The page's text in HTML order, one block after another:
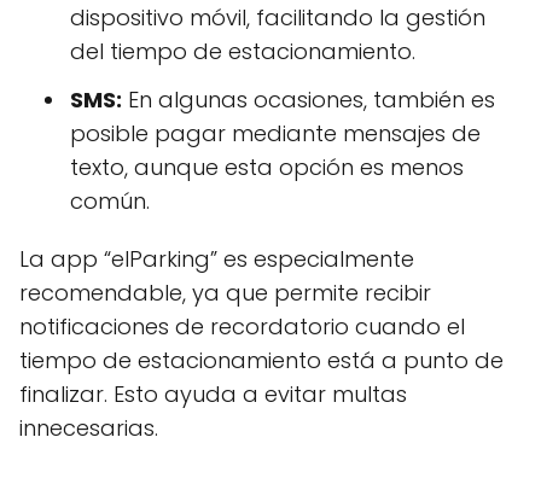
dispositivo móvil, facilitando la gestión
del tiempo de estacionamiento.
SMS: En algunas ocasiones, también es
posible pagar mediante mensajes de
texto, aunque esta opción es menos
común.
La app “elParking” es especialmente
recomendable, ya que permite recibir
notificaciones de recordatorio cuando el
tiempo de estacionamiento está a punto de
finalizar. Esto ayuda a evitar multas
innecesarias.